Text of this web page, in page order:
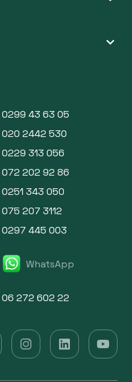
0299 43 63 05
020 2442 530
0229 313 056
072 202 92 86
0251 343 050
075 207 3112
0297 445 003
WhatsApp
06 272 602 22